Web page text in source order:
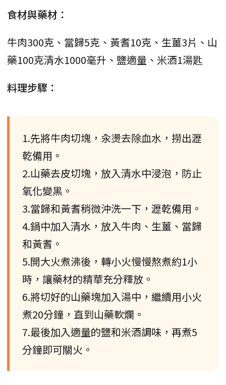
食材與藥材：
牛肉300克、當歸5克、黃耆10克、生薑3片、山
藥100克清水1000毫升、鹽適量、米酒1湯匙
料理步驟：
1.先將牛肉切塊，汆燙去除血水，撈出瀝
乾備用。
2.山藥去皮切塊，放入清水中浸泡，防止
氧化變黑。
3.當歸和黃耆稍微沖洗一下，瀝乾備用。
4.鍋中加入清水，放入牛肉、生薑、當歸
和黃耆。
5.開大火煮沸後，轉小火慢慢熬煮約1小
時，讓藥材的精華充分釋放。
6.將切好的山藥塊加入湯中，繼續用小火
煮20分鐘，直到山藥軟爛。
7.最後加入適量的鹽和米酒調味，再煮5
分鐘即可關火。